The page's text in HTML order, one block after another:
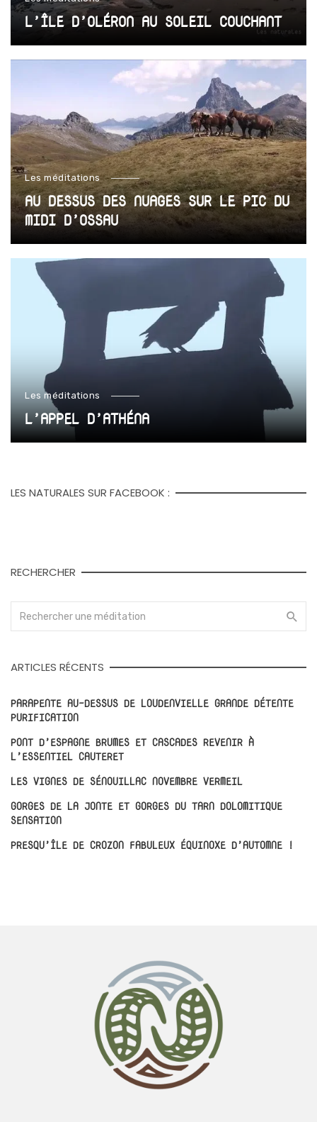
L’ÎLE D’OLÉRON AU SOLEIL COUCHANT
Les méditations
AU DESSUS DES NUAGES SUR LE PIC DU
MIDI D’OSSAU
Les méditations
L’APPEL D’ATHÉNA
LES NATURALES SUR FACEBOOK :
RECHERCHER
ARTICLES RÉCENTS
PARAPENTE AU-DESSUS DE LOUDENVIELLE GRANDE DÉTENTE
PURIFICATION
PONT D’ESPAGNE BRUMES ET CASCADES REVENIR À
L’ESSENTIEL CAUTERET
LES VIGNES DE SÉNOUILLAC NOVEMBRE VERMEIL
GORGES DE LA JONTE ET GORGES DU TARN DOLOMITIQUE
SENSATION
PRESQU’ÎLE DE CROZON FABULEUX ÉQUINOXE D’AUTOMNE !